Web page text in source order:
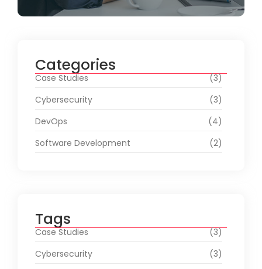
Categories
Case Studies
(3)
Cybersecurity
(3)
DevOps
(4)
Software Development
(2)
Tags
Case Studies
(3)
Cybersecurity
(3)